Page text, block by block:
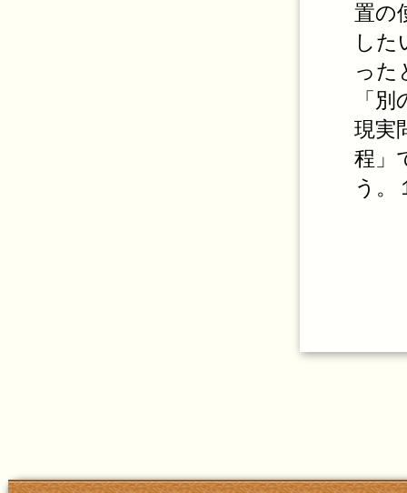
置の
した
った
「
現実
程」
う。